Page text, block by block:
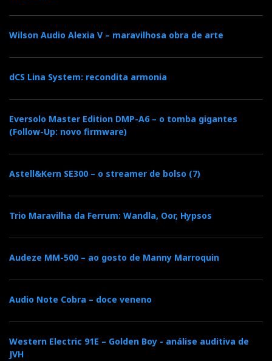
Wilson Audio Alexia V – maravilhosa obra de arte
dCS Lina System: recondita armonia
Eversolo Master Edition DMP-A6 – o tomba gigantes
(Follow-Up: novo firmware)
Astell&Kern SE300 – o streamer de bolso (7)
Trio Maravilha da Ferrum: Wandla, Oor, Hypsos
Audeze MM-500 – ao gosto de Manny Marroquin
Audio Note Cobra – doce veneno
Western Electric 91E – Golden Boy - análise auditiva de
JVH